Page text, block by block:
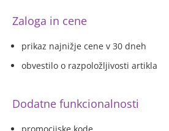
Zaloga in cene
prikaz najnižje cene v 30 dneh
obvestilo o razpoložljivosti artikla
Dodatne funkcionalnosti